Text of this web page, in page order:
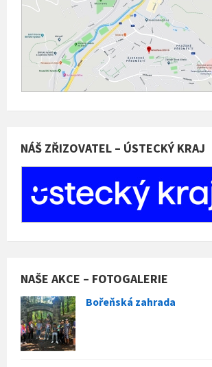
NÁŠ ZŘIZOVATEL – ÚSTECKÝ KRAJ
NAŠE AKCE – FOTOGALERIE
Bořeňská zahrada